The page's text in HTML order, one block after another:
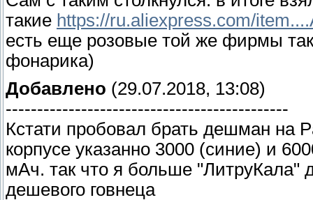
такие https://ru.aliexpress.com/
есть еще розовые той же фирмы
фонарика)
Добавлено (29.07.2018, 13:08)
---------------------------------------------
Кстати пробовал брать дешман на
корпусе указанно 3000 (синие) и
мАч. так что я больше "ЛитруКала"
дешевого говнеца